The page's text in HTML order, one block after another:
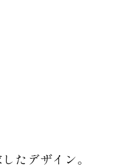
たデザイン。